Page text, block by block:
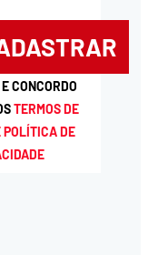
CONCORDO
TERMOS DE
POLÍTICA DE